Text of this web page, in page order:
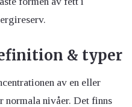
& typer
av en eller
nivåer. Det finns